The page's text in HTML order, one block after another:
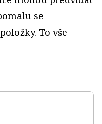
se
To vše